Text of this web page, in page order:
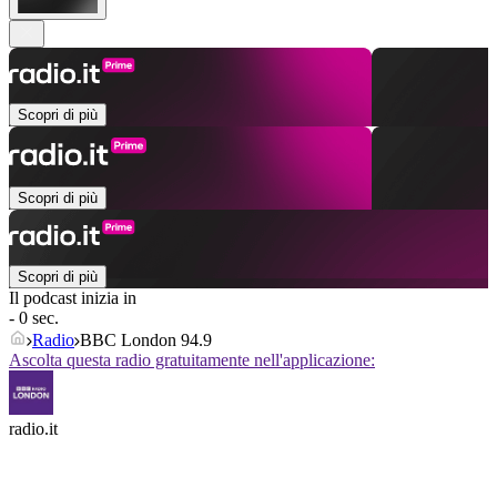
Scopri di più
Scopri di più
Scopri di più
Il podcast inizia in
- 0 sec.
Radio BBC London 94.9
Ascolta questa radio gratuitamente nell'applicazione:
radio.it